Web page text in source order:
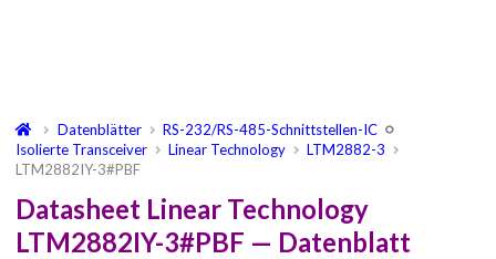
Datenblätter
RS-232/RS-485-Schnittstellen-IC
Isolierte Transceiver
Linear Technology
LTM2882-3
LTM2882IY-3#PBF
Datasheet Linear Technology
LTM2882IY-3#PBF — Datenblatt